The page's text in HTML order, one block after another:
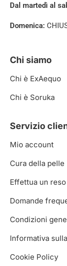
Dal martedì al
Domenica:
Chi siamo
Chi è ExAequo
Chi è Soruka
Servizio
Mio account
Cura della pelle
Effettua un reso
Domande
Condizioni
Informativa
Cookie Policy